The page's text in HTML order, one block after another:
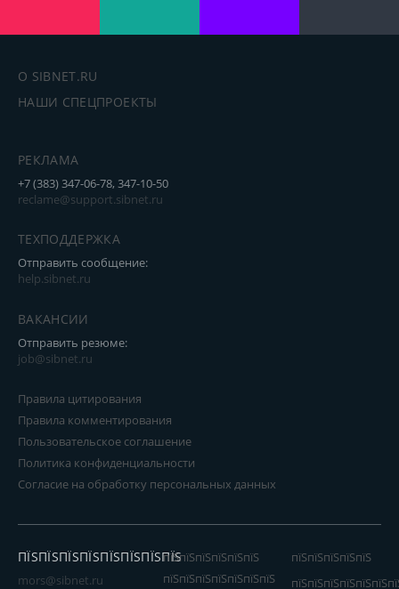
О SIBNET.RU
НАШИ СПЕЦПРОЕКТЫ
РЕКЛАМА
+7 (383) 347-06-78, 347-10-50
reclame@support.sibnet.ru
ТЕХПОДДЕРЖКА
Отправить сообщение:
help.sibnet.ru
ВАКАНСИИ
Отправить резюме:
job@sibnet.ru
Правила цитирования
Правила комментирования
Пользовательское соглашение
Политика конфиденциальности
Согласие на обработку персональных данных
ПЇЅПЇЅПЇЅПЇЅПЇЅПЇЅПЇЅПЇЅ
mors@sibnet.ru
пїЅпїЅпїЅпїЅпїЅпїЅ
пїЅпїЅпїЅпїЅпїЅпїЅпїЅ
пїЅпїЅпїЅпїЅпїЅ